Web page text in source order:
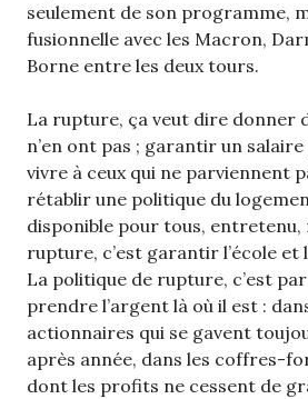
seulement de son programme,
fusionnelle avec les Macron,
Borne entre les deux tours.
La rupture, ça veut dire donner
n’en ont pas ; garantir un
vivre à ceux qui ne parviennent
rétablir une politique du
disponible pour tous, entretenu,
rupture, c’est garantir l’école et
La politique de rupture, c’est
prendre l’argent là où il est :
actionnaires qui se gavent
après année, dans les coffres-
dont les profits ne cessent de